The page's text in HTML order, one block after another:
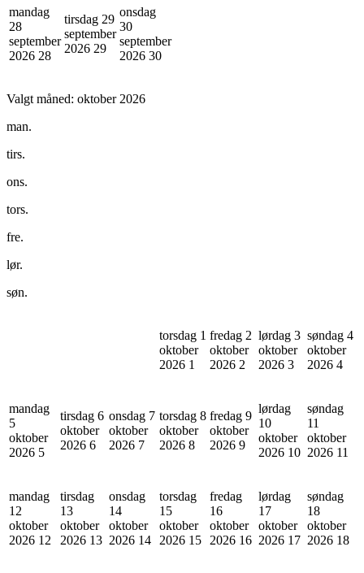
mandag
28
september
2026 28
tirsdag 29
september
2026 29
onsdag
30
september
2026 30
Valgt måned: oktober 2026
man.
tirs.
ons.
tors.
fre.
lør.
søn.
torsdag 1
oktober
2026 1
fredag 2
oktober
2026 2
lørdag 3
oktober
2026 3
søndag 4
oktober
2026 4
mandag
5
oktober
2026 5
tirsdag 6
oktober
2026 6
onsdag 7
oktober
2026 7
torsdag 8
oktober
2026 8
fredag 9
oktober
2026 9
lørdag
10
oktober
2026 10
søndag
11
oktober
2026 11
mandag
12
oktober
2026 12
tirsdag
13
oktober
2026 13
onsdag
14
oktober
2026 14
torsdag
15
oktober
2026 15
fredag
16
oktober
2026 16
lørdag
17
oktober
2026 17
søndag
18
oktober
2026 18